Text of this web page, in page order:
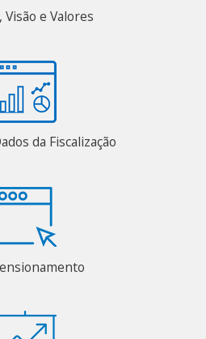
Visão e Valores
da Fiscalização